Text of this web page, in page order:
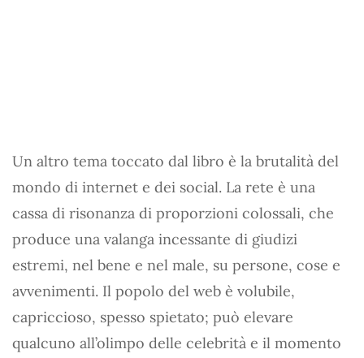
Un altro tema toccato dal libro è la brutalità del
mondo di internet e dei social. La rete è una
cassa di risonanza di proporzioni colossali, che
produce una valanga incessante di giudizi
estremi, nel bene e nel male, su persone, cose e
avvenimenti. Il popolo del web è volubile,
capriccioso, spesso spietato; può elevare
qualcuno all’olimpo delle celebrità e il momento